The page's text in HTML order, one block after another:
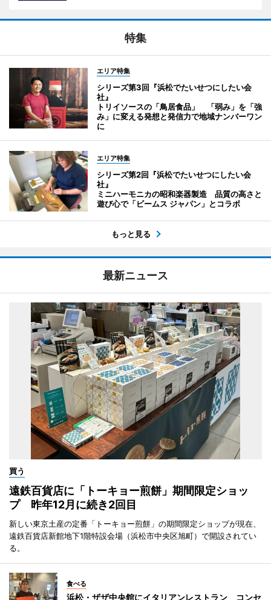
特集
エリア特集
シリーズ第3回『浜松でたいせつにしたい会
社』
トリイソースの「鳥居食品」 「弱み」を「強
み」に変える発想と発信力で地域ナンバーワン
に
エリア特集
シリーズ第2回『浜松でたいせつにしたい会
社』
ミニハーモニカの昭和楽器製造 品質の高さと
遊び心で「ビームス ジャパン」とコラボ
もっと見る
最新ニュース
買う
遠鉄百貨店に「トーキョー煎餅」期間限定ショッ
プ 昨年12月に続き2回目
新しい東京土産の定番「トーキョー煎餅」の期間限定ショップが現在、
遠鉄百貨店新館地下1階特設会場（浜松市中央区旭町）で開設されてい
る。
食べる
浜松・ザザ中央館にイタリアンレストラン コンセ